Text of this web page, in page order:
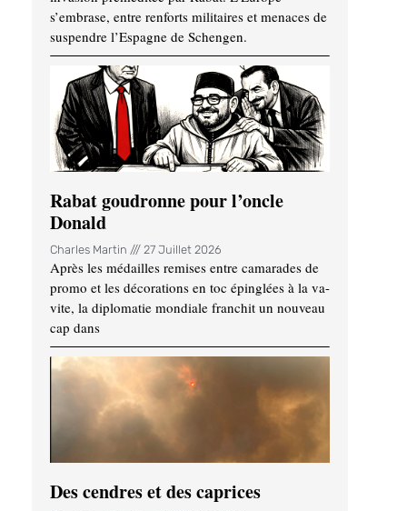
s’embrase, entre renforts militaires et menaces de
suspendre l’Espagne de Schengen.
Rabat goudronne pour l’oncle
Donald
Charles Martin 27 Juillet 2026
Après les médailles remises entre camarades de
promo et les décorations en toc épinglées à la va-
vite, la diplomatie mondiale franchit un nouveau
cap dans
Des cendres et des caprices